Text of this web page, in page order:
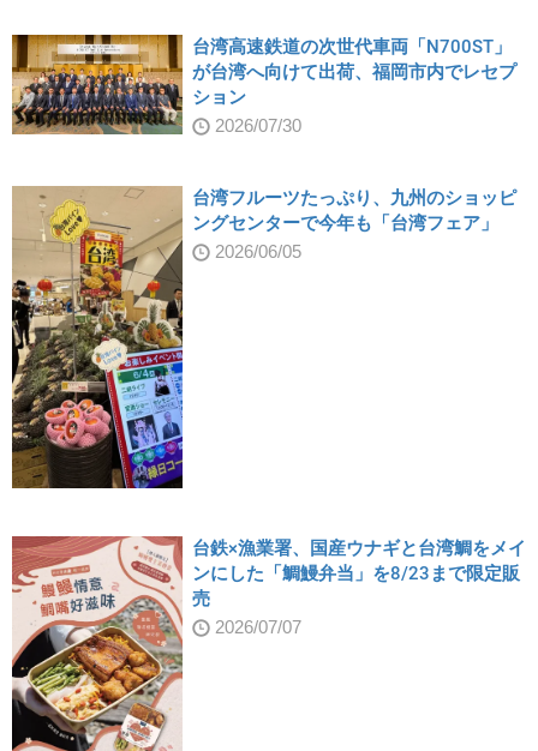
台湾高速鉄道の次世代車両「N700ST」
が台湾へ向けて出荷、福岡市内でレセプ
ション
2026/07/30
台湾フルーツたっぷり、九州のショッピ
ングセンターで今年も「台湾フェア」
2026/06/05
台鉄×漁業署、国産ウナギと台湾鯛をメイ
ンにした「鯛鰻弁当」を8/23まで限定販
売
2026/07/07